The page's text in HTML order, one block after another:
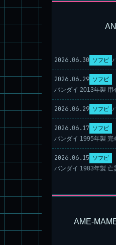
2026.06.30 ソフビ
2026.06.29 ソフビ
バンダイ 2013年製 用
2026.06.29 ソフビ
2026.06.17 ソフビ
バンダイ 1995年製 完
2026.06.15 ソフビ
バンダイ 1983年製 亡
AME-
旧キット製作★アオシ